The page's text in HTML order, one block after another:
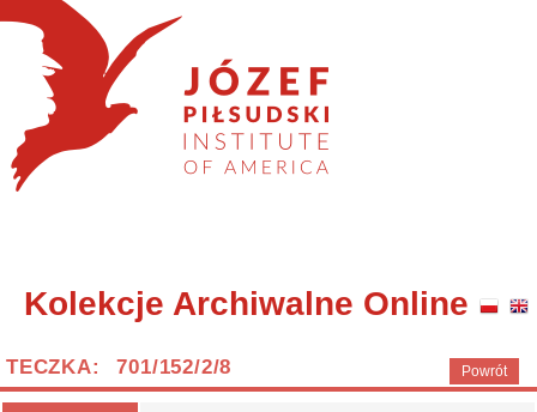
Kolekcje Archiwalne Online
Powrót
TECZKA: 701/152/2/8